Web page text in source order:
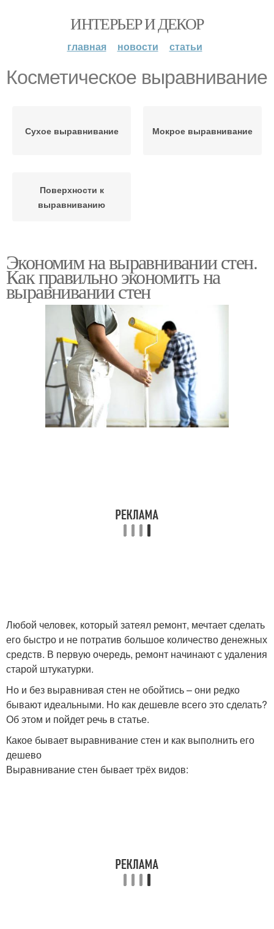
ИНТЕРЬЕР И ДЕКОР
главная новости статьи
Косметическое выравнивание
Сухое выравнивание Мокрое выравнивание
Поверхности к
выравниванию
Экономим на выравнивании стен.
Как правильно экономить на
выравнивании стен
Любой человек, который затеял ремонт, мечтает сделать
его быстро и не потратив большое количество денежных
средств. В первую очередь, ремонт начинают с удаления
старой штукатурки.
Но и без выравнивая стен не обойтись – они редко
бывают идеальными. Но как дешевле всего это сделать?
Об этом и пойдет речь в статье.
Какое бывает выравнивание стен и как выполнить его
дешево
Выравнивание стен бывает трёх видов: